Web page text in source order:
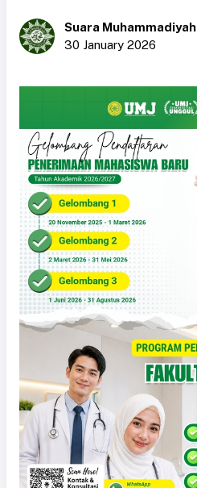
Suara Muhammadiyah
30 January 2026